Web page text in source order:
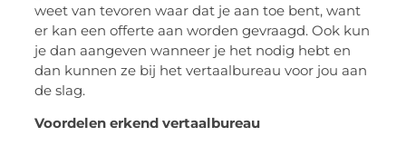
weet van tevoren waar dat je aan toe bent, want
er kan een offerte aan worden gevraagd. Ook kun
je dan aangeven wanneer je het nodig hebt en
dan kunnen ze bij het vertaalbureau voor jou aan
de slag.
Voordelen erkend vertaalbureau